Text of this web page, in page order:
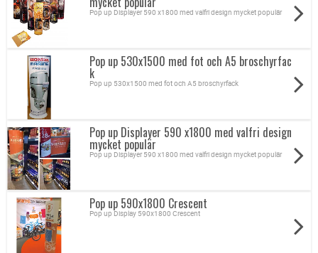
Pop up Displayer 590 x1800 med valfri design mycket populär
Pop up 530x1500 med fot och A5 broschyrfac
k
Pop up 530x1500 med fot och A5 broschyrfack
Pop up Displayer 590 x1800 med valfri design
mycket populär
Pop up Displayer 590 x1800 med valfri design mycket populär
Pop up 590x1800 Crescent
Pop up Display 590x1800 Crescent